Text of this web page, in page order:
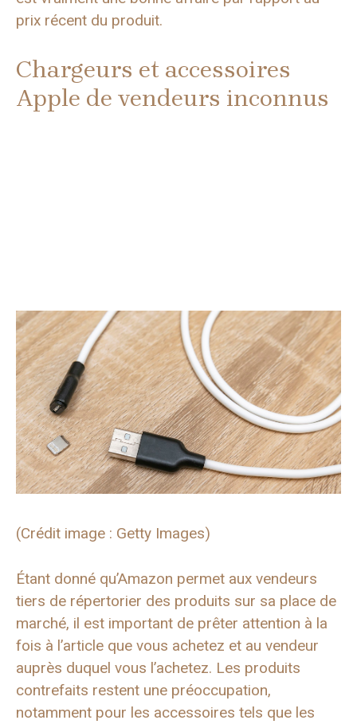
prix récent du produit.
Chargeurs et accessoires
Apple de vendeurs inconnus
(Crédit image : Getty Images)
Étant donné qu’Amazon permet aux vendeurs
tiers de répertorier des produits sur sa place de
marché, il est important de prêter attention à la
fois à l’article que vous achetez et au vendeur
auprès duquel vous l’achetez. Les produits
contrefaits restent une préoccupation,
notamment pour les accessoires tels que les